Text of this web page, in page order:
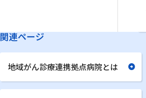
関連ページ
地域がん診療連携拠点病院とは